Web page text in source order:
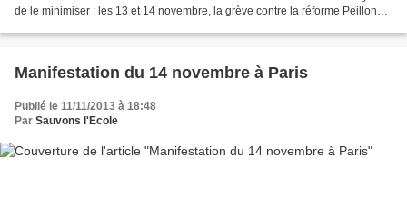
de le minimiser : les 13 et 14 novembre, la grève contre la réforme Peillon
Manifestation du 14 novembre à Paris
Publié le 11/11/2013 à 18:48
Par Sauvons l'Ecole